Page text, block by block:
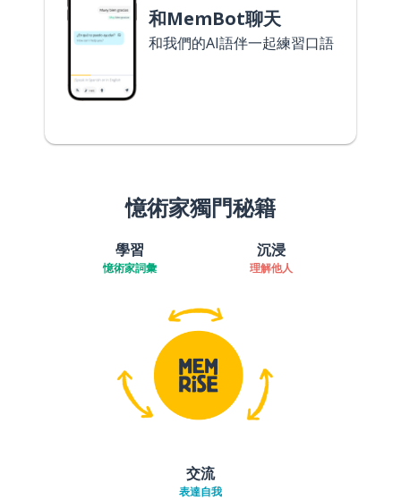
和MemBot聊天
和我們的AI語伴一起練習口語
憶術家獨門秘籍
學習
憶術家詞彙
沉浸
理解他人
交流
表達自我